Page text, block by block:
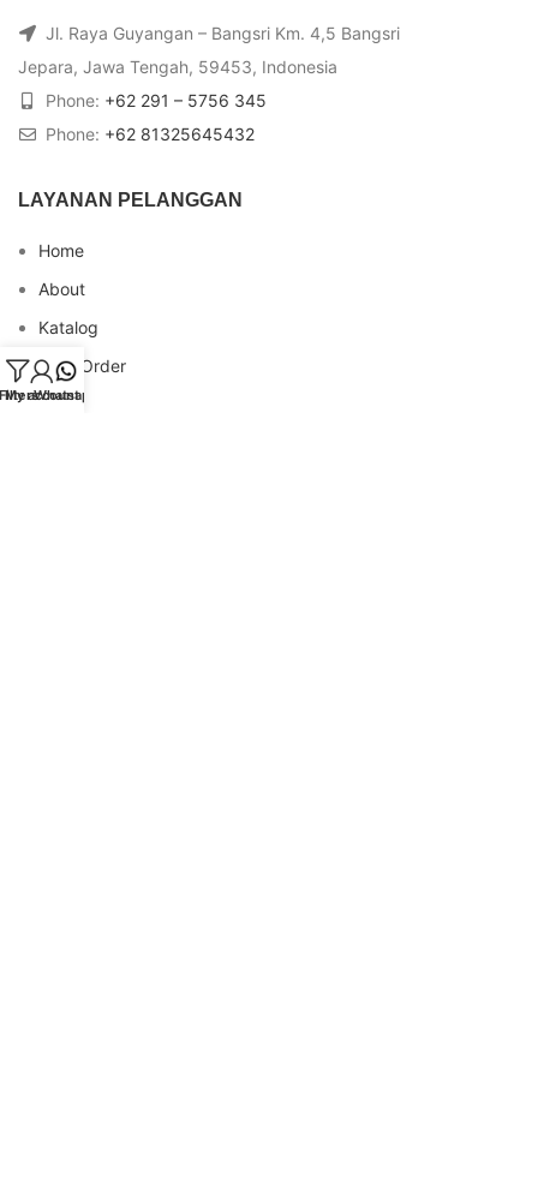
Jl. Raya Guyangan – Bangsri Km. 4,5 Bangsri
Jepara, Jawa Tengah, 59453, Indonesia
Phone: +62 291 – 5756 345
Phone: +62 81325645432
LAYANAN PELANGGAN
Home
About
Katalog
Cara Order
Blog
My account
Whatsapp